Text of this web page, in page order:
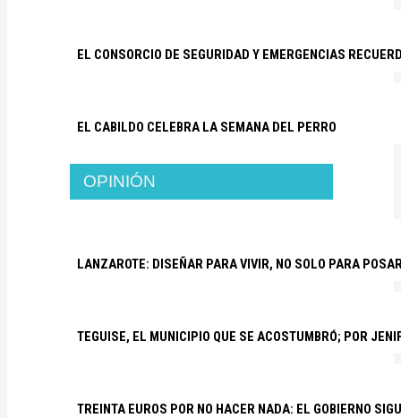
EL CONSORCIO DE SEGURIDAD Y EMERGENCIAS
EL CABILDO CELEBRA LA SEMANA DEL PERRO
OPINIÓN
LANZAROTE: DISEÑAR PARA VIVIR, NO SOLO PARA
TEGUISE, EL MUNICIPIO QUE SE ACOSTUMBRÓ; POR
TREINTA EUROS POR NO HACER NADA: EL GOBIERNO